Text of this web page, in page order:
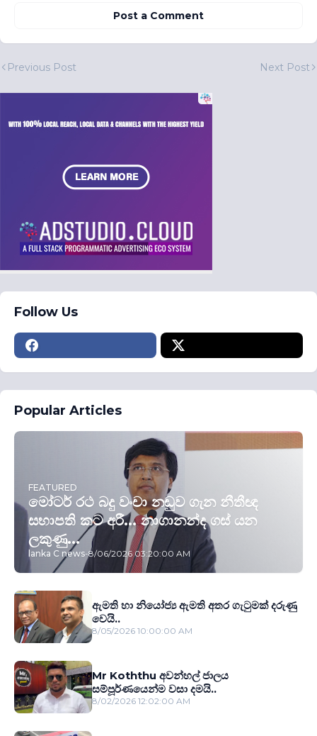
Post a Comment
Previous Post Next Post
Follow Us
Popular Articles
FEATURED
මෝටර් රථ බදු වංචා නඩුව ගැන නීතීඥ
සභාපති කට අරී... නාගානන්ද ගස් යන
ලකුණු...
lanka C news-8/06/2026 03:20:00 AM
ඇමති හා නියෝජ්‍ය ඇමති අතර ගැටුමක් දරුණු
වෙයි..
8/05/2026 10:00:00 AM
Mr Koththu අවන්හල් ජාලය
සම්පූර්ණයෙන්ම වසා දමයි..
8/02/2026 12:02:00 AM